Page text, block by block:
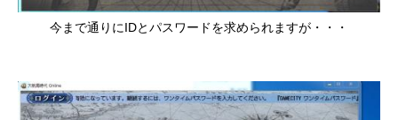
今まで通りにIDとパスワードを求められますが・・・